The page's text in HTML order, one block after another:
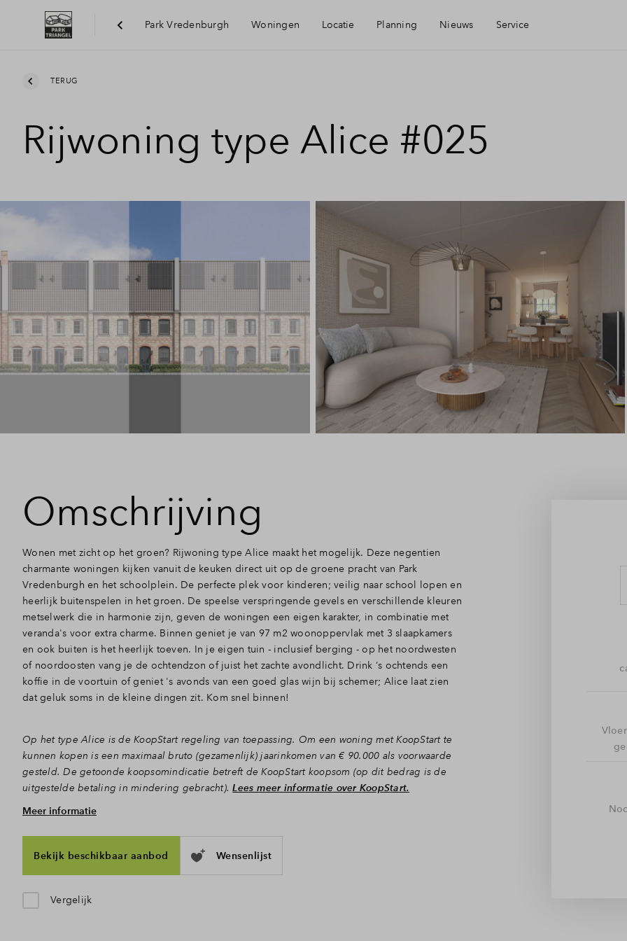
Park Vredenburgh Woningen Locatie
Voorzieningen
Planning Nieuws Service
Financiele check
Woning kopen
Veelgestelde vragen
Contact
TERUG
Rijwoning type Alice #025
Omschrijving
Wonen met zicht op het groen? Rijwoning type Alice maakt het mogelijk. Deze negentien
charmante woningen kijken vanuit de keuken direct uit op de groene pracht van Park
Vredenburgh en het schoolplein. De perfecte plek voor kinderen; veilig naar school lopen en
heerlijk buitenspelen in het groen. De speelse verspringende gevels en verschillende kleuren
metselwerk die in harmonie zijn, geven de woningen een eigen karakter, in combinatie met
veranda's voor extra charme. Binnen geniet je van 97 m2 woonoppervlak met 3 slaapkamers
en ook buiten is het heerlijk toeven. In je eigen tuin - inclusief berging - op het noordwesten
of noordoosten vang je de ochtendzon of juist het zachte avondlicht. Drink ‘s ochtends een
koffie in de voortuin of geniet 's avonds van een goed glas wijn bij schemer; Alice laat zien
dat geluk soms in de kleine dingen zit. Kom snel binnen!
Op het type Alice is de KoopStart regeling van toepassing. Om een woning met KoopStart te
kunnen kopen is een maximaal bruto (gezamenlijk) jaarinkomen van € 90.000 als voorwaarde
gesteld. De getoonde koopsomindicatie betreft de KoopStart koopsom (op dit bedrag is de
uitgestelde betaling in mindering gebracht).Lees meer informatie over KoopStart.
Koken en bankhangen met uitzicht
woongedeelte, dat dankzij de hoge ramen en deuren aan weerszijden lekker licht is. Dit
versterkt het open karakter en maakt dat je er graag je tijd spendeert. Aan de straatkant kook
je straks de sterren van de hemel met zicht op het buurtgroen en relaxen doe je juist in de
zithoek achterin. Hier zet je vanaf de eerste warme lentedag de dubbel openslaande deuren
lekker open, waardoor de tuin echt een verlengstuk van de woonkamer wordt.
Meer informatie
Bekijk beschikbaar aanbod Wensenlijst
Vergelijk